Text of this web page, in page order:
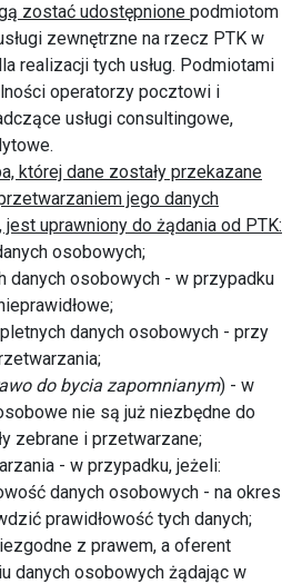
zostać udostępnione podmiotom
zewnętrzne na rzecz PTK w
realizacji tych usług. Podmiotami
operatorzy pocztowi i
usługi consultingowe,
której dane zostały przekazane
jego danych
uprawniony do żądania od PTK:
osobowych;
danych osobowych - w przypadku
danych osobowych - przy
do bycia zapomnianym) - w
nie są już niezbędne do
zebrane i przetwarzane;
- w przypadku, jeżeli:
danych osobowych - na okres
prawidłowość tych danych;
z prawem, a oferent
danych osobowych żądając w